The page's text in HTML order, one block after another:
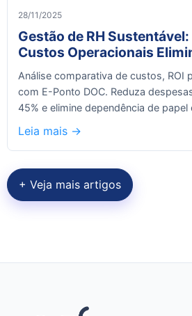
28/11/2025
Gestão de RH
Custos Operacionais
Análise comparativa de custos, ROI
com E-Ponto DOC. Reduza
45% e elimine dependência de papel
Leia mais ->
+ Veja mais artigos